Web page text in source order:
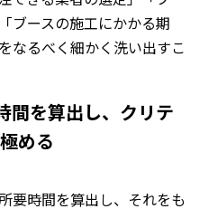
ブースの施工にかかる期
なるべく細かく洗い出すこ
間を算出し、クリテ
める
要時間を算出し、それをも